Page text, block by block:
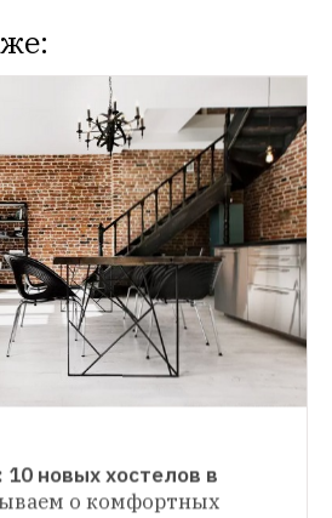
новых хостелов в
о комфортных